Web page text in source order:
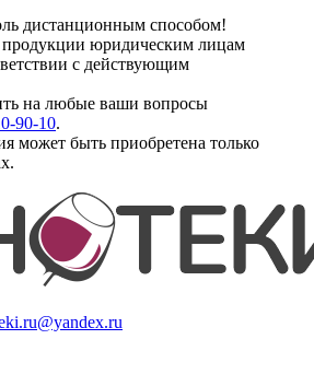
дистанционным способом!
юридическим лицам
с действующим
на любые ваши вопросы
90-10.
может быть приобретена только